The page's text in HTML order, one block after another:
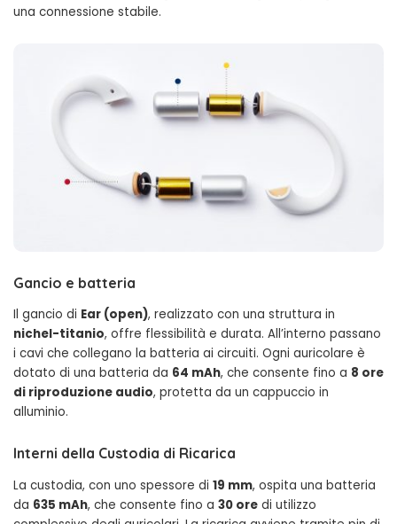
una connessione stabile.
Gancio e batteria
Il gancio di Ear (open), realizzato con una struttura in
nichel-titanio, offre flessibilità e durata. All’interno passano
i cavi che collegano la batteria ai circuiti. Ogni auricolare è
dotato di una batteria da 64 mAh, che consente fino a 8 ore
di riproduzione audio, protetta da un cappuccio in
alluminio.
Interni della Custodia di Ricarica
La custodia, con uno spessore di 19 mm, ospita una batteria
da 635 mAh, che consente fino a 30 ore di utilizzo